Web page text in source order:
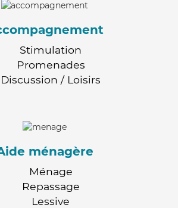
Stimulation
Promenades
Discussion / Loisirs
ménagère
Ménage
Repassage
Lessive